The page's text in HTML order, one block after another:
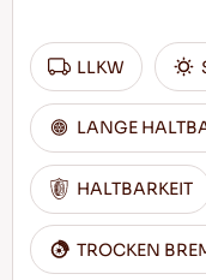
LLKW
LANGE
HALTBARKEIT
TROCKEN